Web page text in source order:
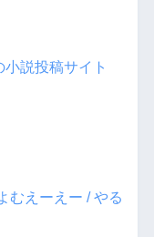
説投稿サイト
むえーえー / やる